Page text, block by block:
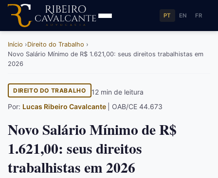
PT EN FR
Início
Direito do Trabalho
Novo Salário Mínimo de R$ 1.621,00: seus direitos trabalhistas em
2026
DIREITO DO TRABALHO
12 min de leitura
Por: Lucas Ribeiro Cavalcante | OAB/CE 44.673
Novo Salário Mínimo de R$
1.621,00: seus direitos
trabalhistas em 2026